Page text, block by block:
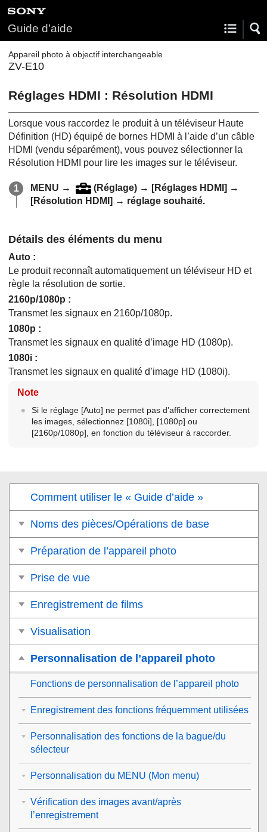
Guide d’aide
Appareil photo à objectif interchangeable
ZV-E10
Réglages HDMI : Résolution HDMI
Lorsque vous raccordez le produit à un téléviseur Haute
Définition (HD) équipé de bornes HDMI à l’aide d’un câble
HDMI (vendu séparément), vous pouvez sélectionner la
Résolution HDMI pour lire les images sur le téléviseur.
MENU → (Réglage) → [Réglages HDMI] →
[Résolution HDMI] → réglage souhaité.
Détails des éléments du menu
Auto :
Le produit reconnaît automatiquement un téléviseur HD et
règle la résolution de sortie.
2160p/1080p :
Transmet les signaux en 2160p/1080p.
1080p :
Transmet les signaux en qualité d’image HD (1080p).
1080i :
Transmet les signaux en qualité d’image HD (1080i).
Note
Si le réglage [Auto] ne permet pas d’afficher correctement
les images, sélectionnez [1080i] [1080p] ou
[2160p/1080p] , en fonction du téléviseur à raccorder.
Comment utiliser le « Guide d’aide »
Noms des pièces/Opérations de base
Préparation de l’appareil photo
Prise de vue
Enregistrement de films
Visualisation
Personnalisation de l’appareil photo
Fonctions de personnalisation de l’appareil photo
Enregistrement des fonctions fréquemment utilisées
Personnalisation des fonctions de la bague/du
sélecteur
Personnalisation du MENU (Mon menu)
Vérification des images avant/après
l’enregistrement